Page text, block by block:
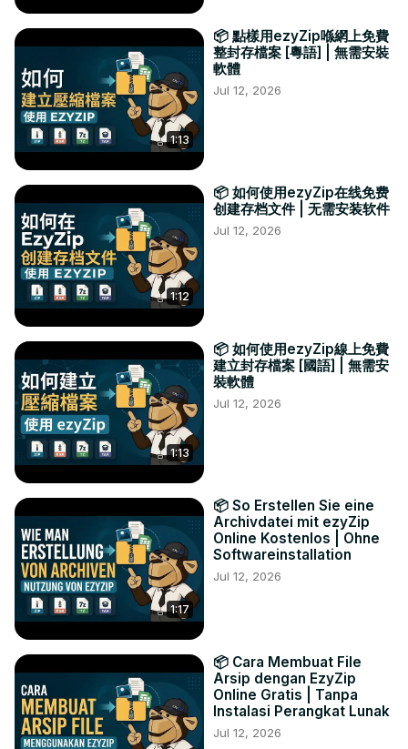
1:13
📦 點樣用ezyZip喺網上免費
整封存檔案 [粵語] | 無需安裝
軟體
Jul 12, 2026
1:12
📦 如何使用ezyZip在线免费
创建存档文件 | 无需安装软件
Jul 12, 2026
1:13
📦 如何使用ezyZip線上免費
建立封存檔案 [國語] | 無需安
裝軟體
Jul 12, 2026
1:17
📦 So Erstellen Sie eine
Archivdatei mit ezyZip
Online Kostenlos | Ohne
Softwareinstallation
Jul 12, 2026
📦 Cara Membuat File
Arsip dengan EzyZip
Online Gratis | Tanpa
Instalasi Perangkat Lunak
Jul 12, 2026